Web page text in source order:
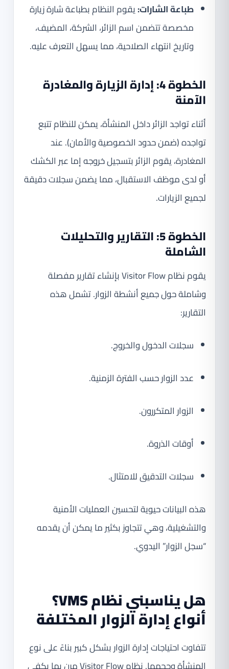
طباعة الشارات:يقوم النظام بطباعة شارة زيارة
مخصصة تتضمن اسم الزائر، الشركة، المضيف،
وتاريخ انتهاء الصلاحية، مما يسهل التعرف عليه.
الخطوة 4: إدارة الزيارة والمغادرة
الآمنة
أثناء تواجد الزائر داخل المنشأة، يمكن للنظام تتبع
تواجده (ضمن حدود الخصوصية والأمان). عند
المغادرة، يقوم الزائر بتسجيل خروجه إما عبر الكشك
أو لدى موظف الاستقبال، مما يضمن سجلات دقيقة
لجميع الزيارات.
الخطوة 5: التقارير والتحليلات
الشاملة
يقوم نظام Visitor Flow بإنشاء تقارير مفصلة
وشاملة حول جميع أنشطة الزوار. تشمل هذه
التقارير:
سجلات الدخول والخروج.
عدد الزوار حسب الفترة الزمنية.
الزوار المتكررون.
أوقات الذروة.
سجلات التدقيق للامتثال.
هذه البيانات حيوية لتحسين العمليات الأمنية
والتشغيلية، وهي تتجاوز بكثير ما يمكن أن يقدمه
“سجل الزوار” اليدوي.
هل يناسبني نظام VMS؟
أنواع إدارة الزوار المختلفة
تتفاوت احتياجات إدارة الزوار بشكل كبير بناءً على نوع